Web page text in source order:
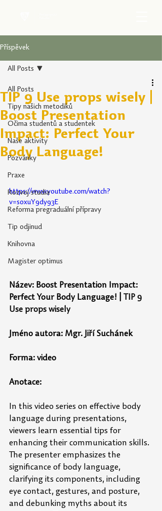
Příspěvek
All Posts
Tipy našich metodiků
Očima studentů a studentek
Naše aktivity
Pozvánky
Praxe
Rozvoj studia
Reforma pregraduální přípravy
Tip odjinud
Knihovna
Magister optimus
All Posts
TIP 9 Use props wisely |
Boost Presentation
Impact: Perfect Your
Body Language!
https://www.youtube.com/watch?
v=soxuY9dy93E
Název: Boost Presentation Impact:
Perfect Your Body Language! |
TIP 9
Use props wisely
Jméno autora: Mgr. Jiří Suchánek
Forma: video
Anotace:
In this video series on effective body
language during presentations,
viewers learn essential tips for
enhancing their communication skills.
The presenter emphasizes the
significance of body language,
clarifying its components, including
eye contact, gestures, and posture,
and debunking myths about its